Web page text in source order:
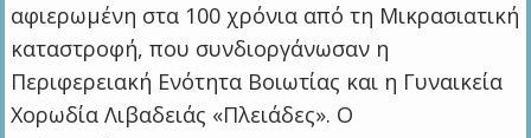
αφιερωμένη στα 100 χρόνια από τη Μικρασιατική
καταστροφή, που συνδιοργάνωσαν η
Περιφερειακή Ενότητα Βοιωτίας και η Γυναικεία
Χορωδία Λιβαδειάς «Πλειάδες». Ο